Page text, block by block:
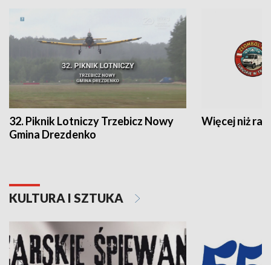
32. Piknik Lotniczy Trzebicz Nowy
Gmina Drezdenko
Więcej niż rajd
KULTURA I SZTUKA